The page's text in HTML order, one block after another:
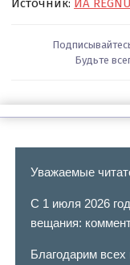
Будьте
Уважаемые
С 1 июля 2026
вещания:
Благодарим всех